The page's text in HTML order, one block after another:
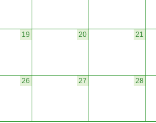
19 20 21
26 27 28